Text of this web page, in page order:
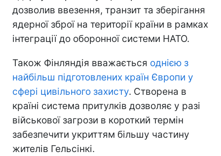
дозволив ввезення, транзит та зберігання
ядерної зброї на території країни в рамках
інтеграції до оборонної системи НАТО.
Також Фінляндія вважається однією з
найбільш підготовлених країн Європи у
сфері цивільного захисту. Створена в
країні система притулків дозволяє у разі
військової загрози в короткий термін
забезпечити укриттям більшу частину
жителів Гельсінкі.